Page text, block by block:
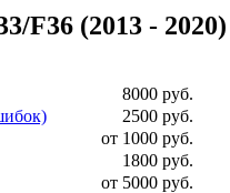
F36 (2013 - 2020)
8000 руб.
2500 руб.
от 1000 руб.
1800 руб.
от 5000 руб.